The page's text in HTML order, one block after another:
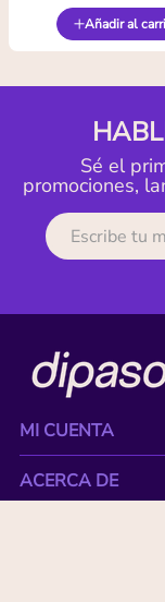
Añadir al
Sé el
promociones,
MI CUENTA
ACERCA DE